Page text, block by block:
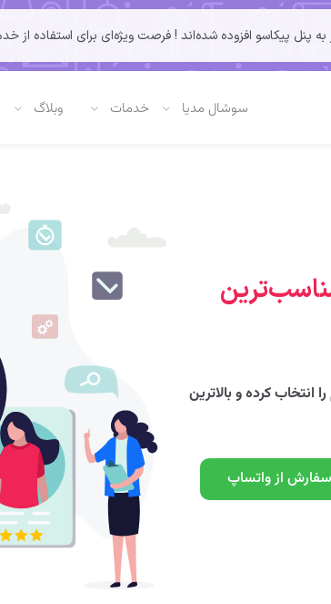
پیکاسو افزوده شده‌اند ! فرصت ویژه‌ای برای استفاده از
سوشال مدیا خدمات وبلاگ
کرده و بالاترین
از واتساپ